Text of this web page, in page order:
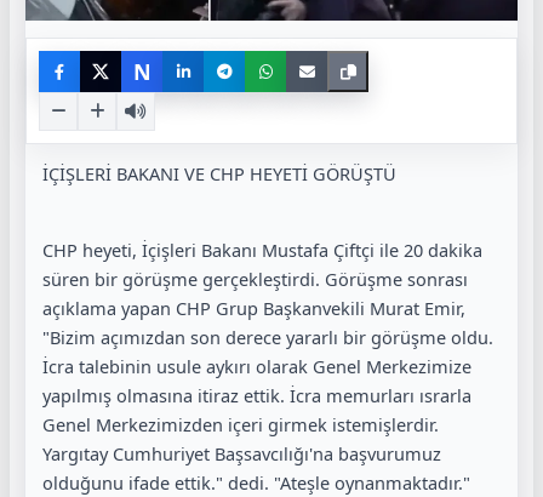
N
İÇİŞLERİ BAKANI VE CHP HEYETİ GÖRÜŞTÜ
CHP heyeti, İçişleri Bakanı Mustafa Çiftçi ile 20 dakika
süren bir görüşme gerçekleştirdi. Görüşme sonrası
açıklama yapan CHP Grup Başkanvekili Murat Emir,
"Bizim açımızdan son derece yararlı bir görüşme oldu.
İcra talebinin usule aykırı olarak Genel Merkezimize
yapılmış olmasına itiraz ettik. İcra memurları ısrarla
Genel Merkezimizden içeri girmek istemişlerdir.
Yargıtay Cumhuriyet Başsavcılığı'na başvurumuz
olduğunu ifade ettik." dedi. "Ateşle oynanmaktadır."